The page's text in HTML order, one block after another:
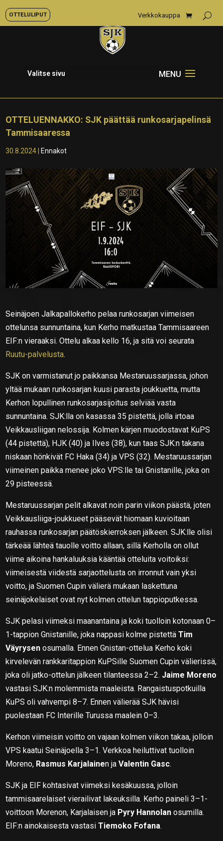
OTTELULIPUT Verkkokauppa
Valitse sivu
OTTELUENNAKKO: SJK päättää runkosarjapelinsä
Tammisaaressa
30.8.2024 Ennakot
Seinäjoen Jalkapallokerho pelaa runkosarjan viimeisen
ottelunsa sunnuntaina, kun Kerho matkustaa Tammisaareen
EIF:n vieraaksi. Ottelu alkaa kello 16, ja sitä voi seurata
Ruutu-palvelusta.
SJK on varmistanut jo paikkansa Mestaruussarjassa, johon
yltää mukaan runkosarjan kuusi parasta joukkuetta, mutta
Kerhon lopullinen runkosarjasijoitus selviää vasta
sunnuntaina. SJK:lla on kasassa 35 pistettä, jolla irtoaa
Veikkausliigan nelossija. Kolmen kärjen muodostavat KuPS
(44 pistettä), HJK (40) ja Ilves (38), kun taas SJK:n takana
niskaan hönkivät FC Haka (34) ja VPS (32). Mestaruussarjan
viimeinen paikka menee joko VPS:lle tai Gnistanille, joka on
29 pisteessä.
Mestaruussarjan pelit alkavat noin parin viikon päästä, joten
Veikkausliiga-joukkueet pääsevät hiomaan kuvioitaan
rauhassa runkosarjan päätöskierroksen jälkeen. SJK:lle olisi
tärkeää lähteä tauolle voitto allaan, sillä Kerholla on ollut
viime aikoina hankaluuksia kääntää otteluita voitoiksi:
viimeisestä viidestä sarjaottelusta on irronnut vain yksi
voitto, ja Suomen Cupin välierä mukaan laskettuna
seinäjokelaiset ovat nyt kolmen ottelun tappioputkessa.
SJK pelasi viimeksi maanantaina ja koki tuolloin kotonaan 0–
1-tappion Gnistanille, joka nappasi kolme pistettäTim
Väyrysen osumalla. Ennen Gnistan-ottelua Kerho koki
kirvelevän rankkaritappion KuPSille Suomen Cupin välierissä,
joka oli jatko-ottelun jälkeen tilanteessa 2–2. Jaime Moreno
vastasi SJK:n molemmista maaleista. Rangaistuspotkuilla
KuPS oli vahvempi 8–7. Ennen välierää SJK hävisi
puolestaan FC Interille Turussa maalein 0–3.
Kerhon viimeisin voitto on vajaan kolmen viikon takaa, jolloin
VPS kaatui Seinäjoella 3–1. Verkkoa heiluttivat tuolloin
Moreno, Rasmus Karjalainen ja Valentin Gasc.
SJK ja EIF kohtasivat viimeksi kesäkuussa, jolloin
tammisaarelaiset vierailivat lakeuksilla. Kerho paineli 3–1-
voittoon Morenon, Karjalaisen ja Pyry Hannolanosumilla.
EIF:n ainokaisesta vastasiTiemoko Fofana.